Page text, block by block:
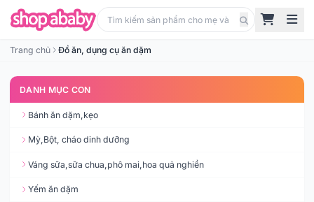
Trang chủ Đồ ăn, dụng cụ ăn dặm
DANH MỤC CON
Bánh ăn dặm,kẹo
Mỳ,Bột, cháo dinh dưỡng
Váng sữa,sữa chua,phô mai,hoa quả nghiền
Yếm ăn dặm